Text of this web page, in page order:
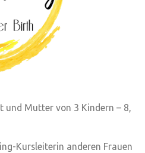
und Mutter von 3 Kindern – 8,
Kursleiterin anderen Frauen